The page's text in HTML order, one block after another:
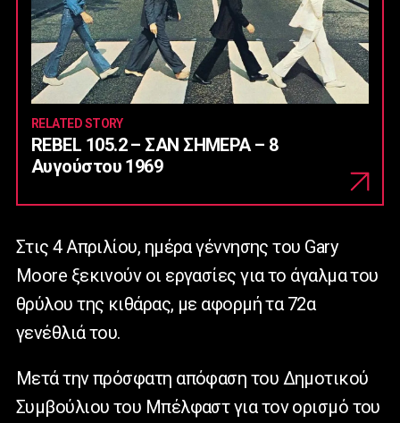
RELATED STORY
REBEL 105.2 – ΣΑΝ ΣΗΜΕΡΑ – 8
Αυγούστου 1969
Στις 4 Απριλίου, ημέρα γέννησης του Gary
Moore ξεκινούν οι εργασίες για το άγαλμα του
θρύλου της κιθάρας, με αφορμή τα 72α
γενέθλιά του.
Μετά την πρόσφατη απόφαση του Δημοτικού
Συμβούλιου του Μπέλφαστ για τον ορισμό του